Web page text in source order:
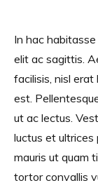
In hac
elit ac sagittis.
facilisis, nisl
est.
ut ac lectus.
luctus et ultrices
mauris ut quam
tortor convallis